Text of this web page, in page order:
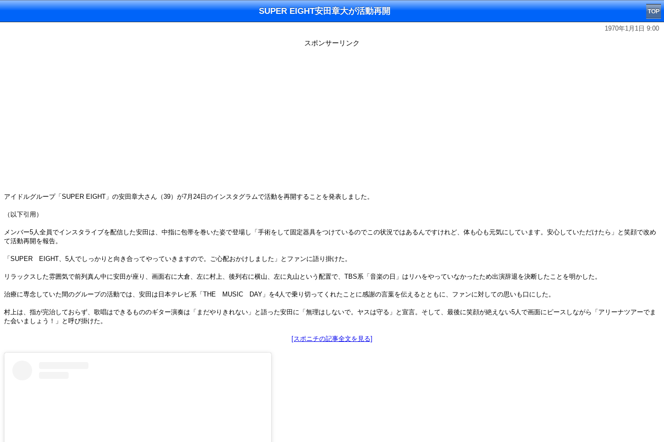
SUPER EIGHT安田章大が活動再開 TOP
1970年1月1日 9:00
スポンサーリンク
アイドルグループ「SUPER EIGHT」の安田章大さん（39）が7月24日のインスタグラムで活動を再開することを発表しました。
（以下引用）
メンバー5人全員でインスタライブを配信した安田は、中指に包帯を巻いた姿で登場し「手術をして固定器具をつけているのでこの状況ではあるんですけれど、体も心も元気にしています。安心していただけたら」と笑顔で改め
て活動再開を報告。
「SUPER EIGHT、5人でしっかりと向き合ってやっていきますので。ご心配おかけしました」とファンに語り掛けた。
リラックスした雰囲気で前列真ん中に安田が座り、画面右に大倉、左に村上、後列右に横山、左に丸山という配置で、TBS系「音楽の日」はリハをやっていなかったため出演辞退を決断したことを明かした。
治療に専念していた間のグループの活動では、安田は日本テレビ系「THE MUSIC DAY」を4人で乗り切ってくれたことに感謝の言葉を伝えるとともに、ファンに対しての思いも口にした。
村上は、指が完治しておらず、歌唱はできるもののギター演奏は「まだやりきれない」と語った安田に「無理はしないで。ヤスは守る」と宣言。そして、最後に笑顔が絶えない5人で画面にピースしながら「アリーナツアーでま
た会いましょう！」と呼び掛けた。
[スポニチの記事全文を見る]